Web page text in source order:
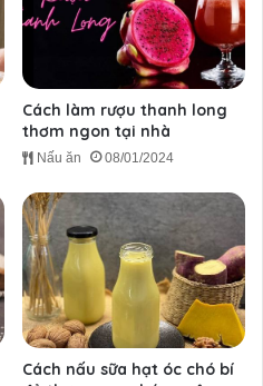
Cách làm rượu thanh long
thơm ngon tại nhà
Nấu ăn 08/01/2024
Cách nấu sữa hạt óc chó bí